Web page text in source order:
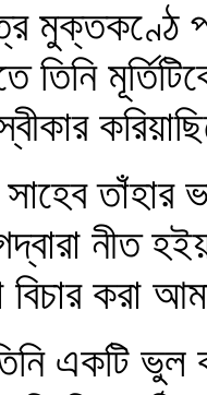
মুক্তকণ্ঠে
তিনি
তাঁহার
নীত
বিচার করা
একটি